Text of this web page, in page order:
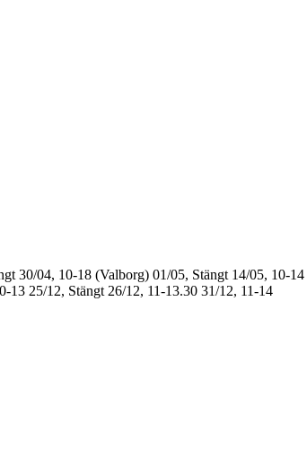
30/04, 10-18 (Valborg) 01/05, Stängt 14/05, 10-14
13 25/12, Stängt 26/12, 11-13.30 31/12, 11-14